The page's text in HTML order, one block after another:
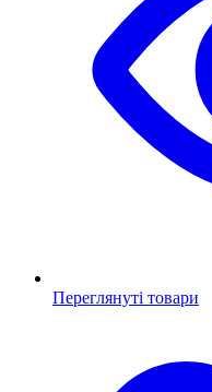
Переглянуті товари